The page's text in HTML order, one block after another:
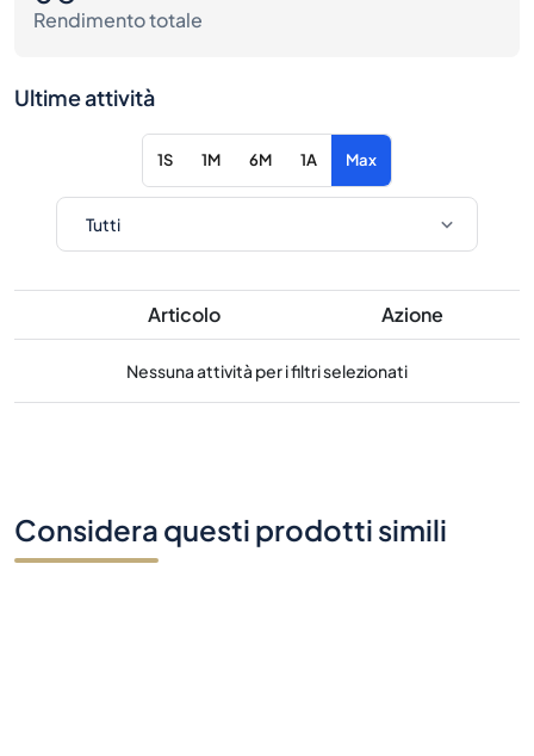
Rendimento totale
Ultime attività
1S 1M 6M 1A Max
Articolo Azione
Nessuna attività per i filtri selezionati
Considera questi prodotti simili